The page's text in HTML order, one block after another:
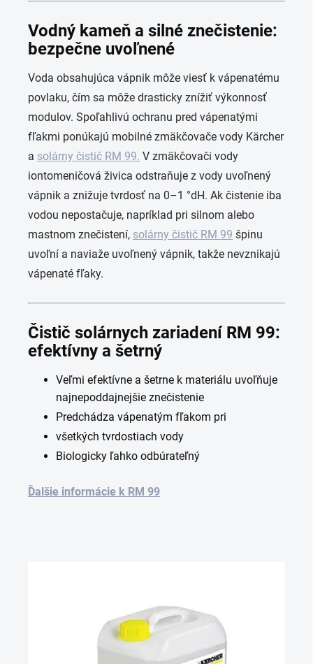
Vodný kameň a silné znečistenie:
bezpečne uvoľnené
Voda obsahujúca vápnik môže viesť k vápenatému
povlaku, čím sa môže drasticky znížiť výkonnosť
modulov. Spoľahlivú ochranu pred vápenatými
fľakmi ponúkajú mobilné zmäkčovače vody Kärcher
a solárny čistič RM 99. V zmäkčovači vody
iontomeničová živica odstraňuje z vody uvoľnený
vápnik a znižuje tvrdosť na 0–1 °dH. Ak čistenie iba
vodou nepostačuje, napríklad pri silnom alebo
mastnom znečistení, solárny čistič RM 99 špinu
uvoľní a naviaže uvoľnený vápnik, takže nevznikajú
vápenaté fľaky.
Čistič solárnych zariadení RM 99:
efektívny a šetrný
Veľmi efektívne a šetrne k materiálu uvoľňuje
najnepoddajnejšie znečistenie
Predchádza vápenatým fľakom pri
všetkých tvrdostiach vody
Biologicky ľahko odbúrateľný
Ďalšie informácie k RM 99